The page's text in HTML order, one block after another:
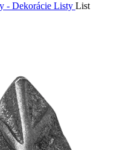
- Dekorácie Listy List